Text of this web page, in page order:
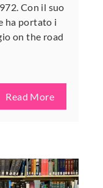
Con il suo
ha portato i
on the road
Read More